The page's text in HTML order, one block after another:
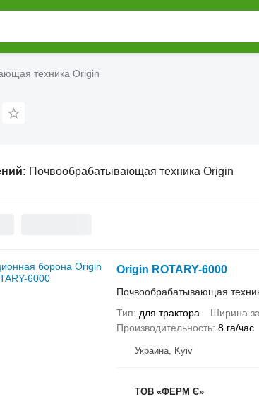
техника Origin
Почвообрабатывающая техника Origin
Origin ROTARY-6000
Почвообрабатывающая
Тип
для трактора Ширина
Производительность 8 га/час
Украина, Kyiv
ТОВ «ФЕРМ Є»